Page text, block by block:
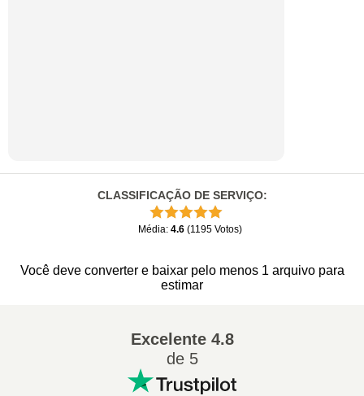
CLASSIFICAÇÃO DE SERVIÇO:
Média: 4.6 (1195 Votos)
Você deve converter e baixar pelo menos 1 arquivo para
estimar
Excelente4.8
de 5